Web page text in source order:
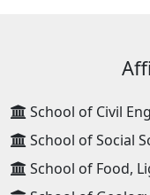
School of Civil
School of Social
School of Food,